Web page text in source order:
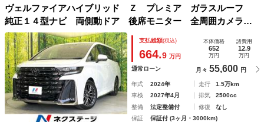
ヴェルファイアハイブリッド Ｚ プレミア ガラスルーフ
純正１４型ナビ 両側動ドア 後席モニター 全周囲カメラ
セーフティセンス レーダークルーズ 禁煙車 電動リアゲー
ト レザーシート 前中席シートエアコン 前中席パワーシー
ト ＥＴＣ
支払総額(税込)
664.9 万円
本体価格
652
万円
諸費用
12.9
万円
通常ローン 月々 55,600 円
年式 2024年 走行
1.5万km
車検
2027年4月 排気
2500cc
整備
法定整備付 修復
なし
保証
保証付 (3ヶ月・3000km)